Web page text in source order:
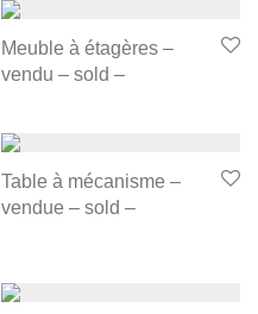
Meuble à étagères –
vendu – sold –
Table à mécanisme –
vendue – sold –